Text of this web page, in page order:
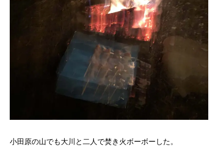
小田原の山でも大川と二人で焚き火ボーボーした。